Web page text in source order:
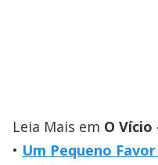
Leia Mais em O Vício
Um Pequeno